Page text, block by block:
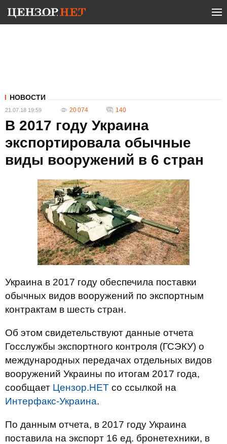
НОВОСТИ
21.07.18 19:59 20 074 140
В 2017 году Украина
экспортировала обычные
виды вооружений в 6 стран
Украина в 2017 году обеспечила поставки
обычных видов вооружений по экспортным
контрактам в шесть стран.
Об этом свидетельствуют данные отчета
Госслужбы экспортного контроля (ГСЭКУ) о
международных передачах отдельных видов
вооружений Украины по итогам 2017 года,
сообщает Цензор.НЕТ со ссылкой на
Интерфакс-Украина.
По данным отчета, в 2017 году Украина
поставила на экспорт 16 ед. бронетехники, в